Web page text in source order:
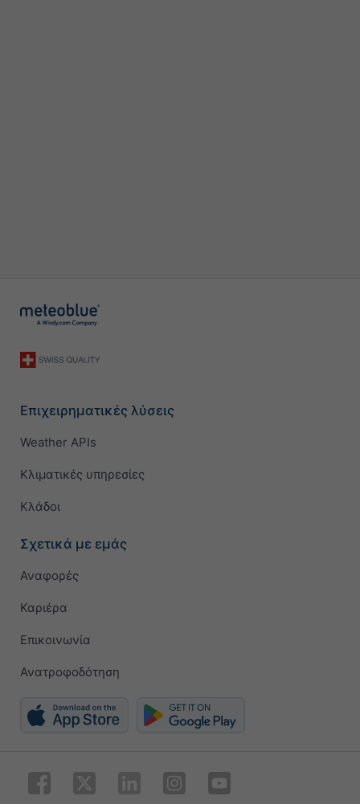
Επιχειρηματικές λύσεις
Weather APIs
Κλιματικές υπηρεσίες
Κλάδοι
Σχετικά με εμάς
Αναφορές
Καριέρα
Επικοινωνία
Ανατροφοδότηση